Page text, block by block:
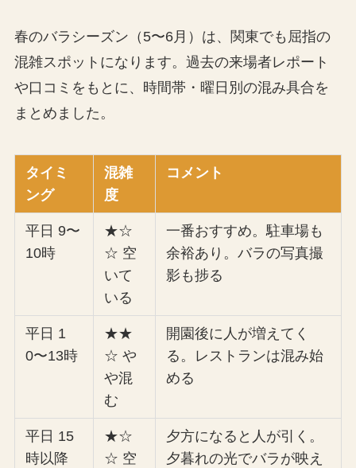
春のバラシーズン（5〜6月）は、関東でも屈指の
混雑スポットになります。過去の来場者レポート
や口コミをもとに、時間帯・曜日別の混み具合を
まとめました。
タイミ
ング
混雑
度
コメント
平日 9〜
10時
★☆
☆ 空
いて
いる
一番おすすめ。駐車場も
余裕あり。バラの写真撮
影も捗る
平日 1
0〜13時
★★
☆ や
や混
む
開園後に人が増えてく
る。レストランは混み始
める
平日 15
時以降
★☆
☆ 空
夕方になると人が引く。
夕暮れの光でバラが映え